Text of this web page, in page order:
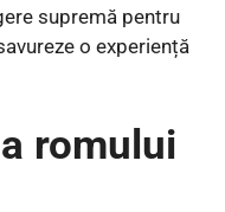
supremă pentru
o experiență
romului